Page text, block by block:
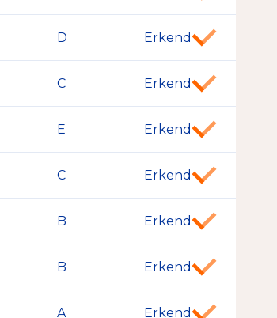
D Erkend
C Erkend
E Erkend
C Erkend
B Erkend
B Erkend
A Erkend